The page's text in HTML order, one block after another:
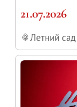
21.07.2026
Летний сад